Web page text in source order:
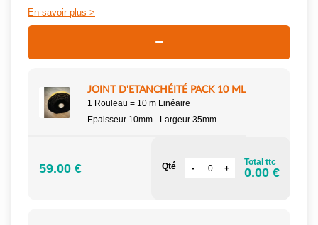
En savoir plus
JOINT D'ETANCHÉITÉ PACK 10 ML
1 Rouleau = 10 m Linéaire
Epaisseur 10mm - Largeur 35mm
59.00 € Qté Total ttc
0.00 €